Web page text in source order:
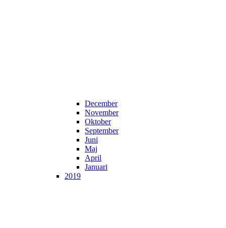
December
November
Oktober
September
Juni
Maj
April
Januari
2019